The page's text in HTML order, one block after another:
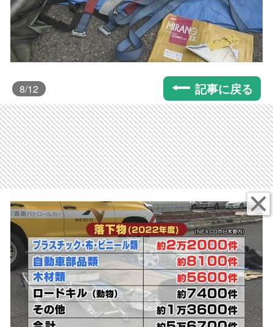
8/12 記事に戻る